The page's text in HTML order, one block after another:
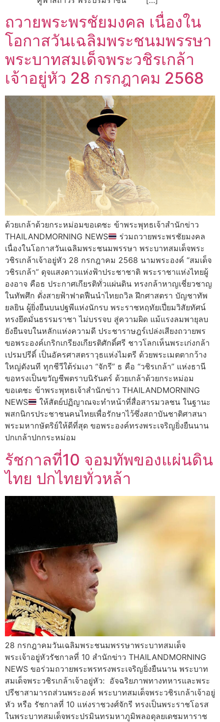
ถวายพระพรชัยมงคล เนื่องใน
โอกาสวันเฉลิมพระชนมพรรษา
พระบาทสมเด็จพระวชิรเกล้า
เจ้าอยู่หัว 28 กรกฎาคม 2568
ด้วยเกล้าด้วยกระหม่อมขอเดชะ ข้าพระพุทธเจ้าสำนักข่าว
THAILANDMORNING NEWS
ร่วมถวายพระพรชัยมงคล
เนื่องในโอกาสวันเฉลิมพระชนมพรรษา พระบาทสมเด็จพระ
วชิรเกล้าเจ้าอยู่หัว 28 กรกฎาคม 2568 นามพระองค์ “สมเด็จ
วชิรเกล้า” ดุจแสงดาวแห่งฟ้าประชาชาติ พระราชาแห่งไทยผู้
องอาจ คือธ ประกาศเกียรติทั่วแผ่นดิน ทรงกล้าหาญเชี่ยวชาญ
ในทัพศึก ดั่งสายฟ้าฟาดฟืนนำไทยถวิล ฝึกศาสตรา บัญชาทัพ
ยลยิน ผู้ยิ่งยืนบนปฐพีแห่งนักรบ พระราชหฤทัยเปี่ยมวิสัยทัศน์
ทรงยึดมั่นธรรมราชา ไม่บรรจบ สู่ความผิด แม้แรงลมพายุลบ
ยังยืนจบในหลักแห่งความดี ประชาราษฎร์เปล่งเสียงถวายพร
ขอพระองค์เกริกเกรียงเกียรติศักดิ์ศรี ชาวโลกเห็นพระเก่งกล้า
เปรมปรีดิ์ เป็นอัครศาสตราวุธแห่งไมตรี ด้วยพระเมตตากว้าง
ใหญ่ดังนที ทุกชีวีใต้ร่มเงา “จักรี” ธ คือ “วชิรเกล้า” แห่งธานี
ขอทรงเป็นขวัญชีพตราบนิรันดร์ ด้วยเกล้าด้วยกระหม่อม
ขอเดชะ ข้าพระพุทธเจ้าสำนักข่าว THAILANDMORNING
NEWS
ให้สัตย์ปฏิญาณจะทำหน้าที่สื่อสารมวลชน ในฐานะ
พสกนิกรประชาชนคนไทยเพื่อรักษาไว้ซึ่งสถาบันชาติศาสนา
พระมหากษัตริย์ให้ดีที่สุด ขอพระองค์ทรงพระเจริญยิ่งยืนนาน
ปกเกล้าปกกระหม่อม
รัชกาลที่10 จอมทัพของแผ่นดิน
ไทย ปกไทยทั่วหล้า
28 กรกฎาคมวันเฉลิมพระชนมพรรษาพระบาทสมเด็จ
พระเจ้าอยู่หัวรัชกาลที่ 10 สำนักข่าว THAILANDMORNING
NEWS ขอร่วมถวายพระพรทรงพระเจริญยิ่งยืนนาน พระบาท
สมเด็จพระวชิรเกล้าเจ้าอยู่หัว: อัจฉริยภาพทางทหารและพระ
ปรีชาสามารถส่วนพระองค์ พระบาทสมเด็จพระวชิรเกล้าเจ้าอยู่
หัว หรือ รัชกาลที่ 10 แห่งราชวงศ์จักรี ทรงเป็นพระราชโอรส
ในพระบาทสมเด็จพระปรมินทรมหาภูมิพลอดุลยเดชมหาราช